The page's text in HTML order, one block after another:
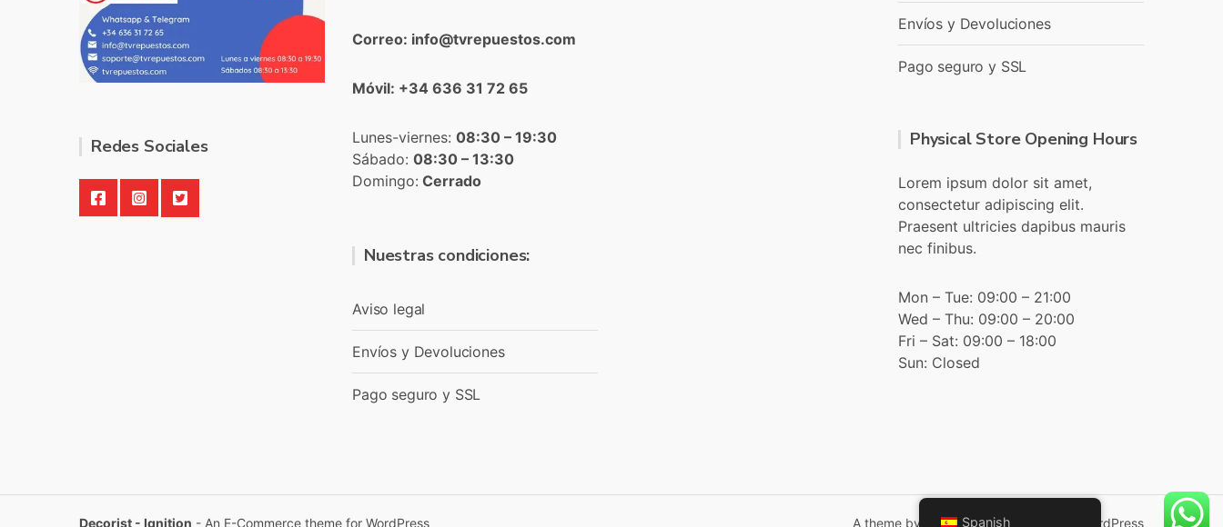
Redes Sociales
Correo: info@tvrepuestos.com
Móvil: +34 636 31 72 65
Lunes-viernes: 08:30 – 19:30
Sábado: 08:30 – 13:30
Domingo: Cerrado
Nuestras condiciones:
Aviso legal
Envíos y Devoluciones
Pago seguro y SSL
Envíos y Devoluciones
Pago seguro y SSL
Physical Store Opening Hours
Lorem ipsum dolor sit amet,
consectetur adipiscing elit.
Praesent ultricies dapibus mauris
nec finibus.
Mon – Tue: 09:00 – 21:00
Wed – Thu: 09:00 – 20:00
Fri – Sat: 09:00 – 18:00
Sun: Closed
Decorist - Ignition - An E-Commerce theme for WordPress A theme by CSSIgniter- Powered by WordPress
Spanish